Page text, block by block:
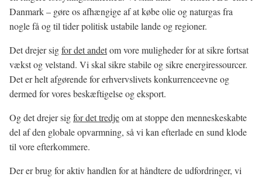
Danmark – gøre os afhængige af at købe olie og naturgas fra
nogle få og til tider politisk ustabile lande og regioner.
Det drejer sigfor det andetom vore muligheder for at sikre fortsat
vækst og velstand. Vi skal sikre stabile og sikre energiressourcer.
Det er helt afgørende for erhvervslivets konkurrenceevne og
dermed for vores beskæftigelse og eksport.
Og det drejer sigfor det tredjeom at stoppe den menneskeskabte
del af den globale opvarmning, så vi kan efterlade en sund klode
til vore efterkommere.
Der er brug for aktiv handlen for at håndtere de udfordringer, vi